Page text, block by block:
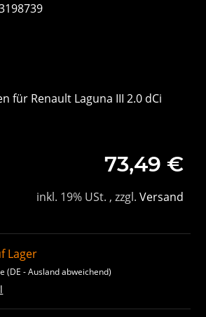
für Renault Laguna III 2.0 dCi
73,49 €
inkl. 19% USt. , zzgl. Versand
Lager
(DE - Ausland abweichend)